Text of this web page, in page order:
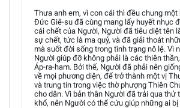
Thưa anh em, vì con cái thì đều chung một
Đức Giê-su đã cùng mang lấy huyết nhục
cái chết của Người, Người đã tiêu diệt tên
sự chết, tức là ma quỷ, và đã giải thoát
mà suốt đời sống trong tình trạng nô lệ. Vì
Người giúp đỡ không phải là các thiên
Áp-ra-ham. Bởi thế, Người đã phải nên
về mọi phương diện, để trở thành một vị
và trung tín trong việc thờ phượng Thiên
cho dân. Vì bản thân Người đã trải qua thử
khổ, nên Người có thể cứu giúp những ai